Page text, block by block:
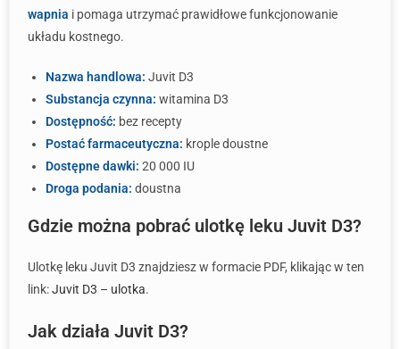
wapnia i pomaga utrzymać prawidłowe funkcjonowanie
układu kostnego.
Nazwa handlowa: Juvit D3
Substancja czynna: witamina D3
Dostępność: bez recepty
Postać farmaceutyczna: krople doustne
Dostępne dawki: 20 000 IU
Droga podania: doustna
Gdzie można pobrać ulotkę leku Juvit D3?
Ulotkę leku Juvit D3 znajdziesz w formacie PDF, klikając w ten
link:Juvit D3 – ulotka.
Jak działa Juvit D3?